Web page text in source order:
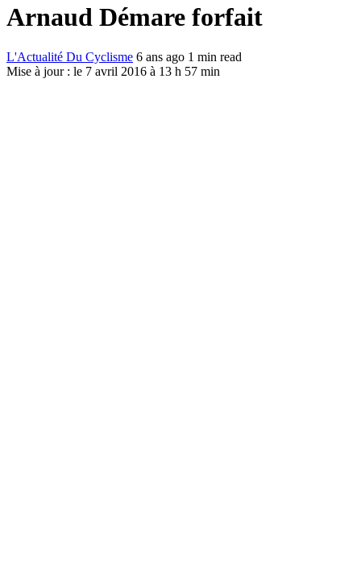
Arnaud Démare forfait
L'Actualité Du Cyclisme 6 ans ago 1 min read
Mise à jour : le 7 avril 2016 à 13 h 57 min